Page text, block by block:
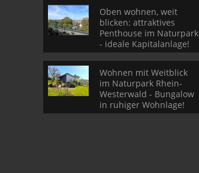
Oben wohnen, weit
blicken: attraktives
Penthouse im Naturpark
- ideale Kapitalanlage!
Wohnen mit Weitblick
im Naturpark Rhein-
Westerwald - Bungalow
in ruhiger Wohnlage!